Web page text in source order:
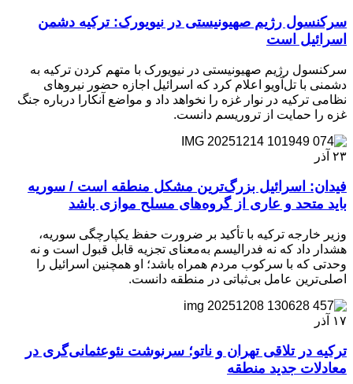
سرکنسول رژیم صهیونیستی در نیویورک: ترکیه دشمن
اسرائیل است
سرکنسول رژیم صهیونیستی در نیویورک با متهم کردن ترکیه به
دشمنی با تل‌آویو اعلام کرد که اسرائیل اجازه حضور نیروهای
نظامی ترکیه در نوار غزه را نخواهد داد و مواضع آنکارا درباره جنگ
غزه را حمایت از تروریسم دانست.
۲۳ آذر
فیدان: اسرائیل بزرگ‌ترین مشکل منطقه است / سوریه
باید متحد و عاری از گروه‌های مسلح موازی باشد
وزیر خارجه ترکیه با تأکید بر ضرورت حفظ یکپارچگی سوریه،
هشدار داد که نه فدرالیسم به‌معنای تجزیه قابل قبول است و نه
وحدتی که با سرکوب مردم همراه باشد؛ او همچنین اسرائیل را
اصلی‌ترین عامل بی‌ثباتی در منطقه دانست.
۱۷ آذر
ترکیه در تلاقی تهران و ناتو؛ سرنوشت نئوعثمانی‌گری در
معادلات جدید منطقه